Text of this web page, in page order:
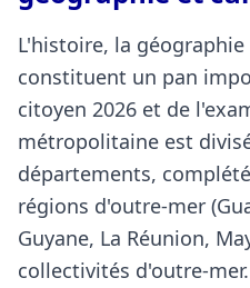
L'histoire, la
constituent un pan
citoyen 2026 et de
métropolitaine est
départements,
régions d'outre-mer
Guyane, La Réunion,
collectivités d'outre-